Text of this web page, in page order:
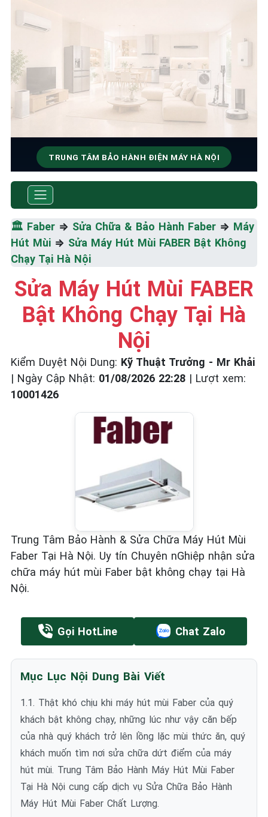
TRUNG TÂM BẢO HÀNH ĐIỆN MÁY HÀ NỘI
SỬA CHỮA & BẢO HÀNH
FABER
Tốc Độ Tối Đa • Chất Lượng Tối Ưu • Chi Phí Tối
Thiểu
🏛️ Faber ⇒ Sửa Chữa & Bảo Hành Faber ⇒ Máy
Hút Mùi ⇒ Sửa Máy Hút Mùi FABER Bật Không
Chạy Tại Hà Nội
Sửa Máy Hút Mùi FABER
Bật Không Chạy Tại Hà
Nội
Kiểm Duyệt Nội Dung: Kỹ Thuật Trưởng - Mr Khải
| Ngày Cập Nhật: 01/08/2026 22:28 | Lượt xem:
10001426
Trung Tâm Bảo Hành & Sửa Chữa Máy Hút Mùi
Faber Tại Hà Nội. Uy tín Chuyên nGhiệp nhận sửa
chữa máy hút mùi Faber bật không chạy tại Hà
Nội.
Gọi HotLine Chat Zalo
Mục Lục Nội Dung Bài Viết
1.1. Thật khó chịu khi máy hút mùi Faber của quý
khách bật không chạy, những lúc như vậy căn bếp
của nhà quý khách trở lên lồng lặc mùi thức ăn, quý
khách muốn tìm nơi sửa chữa dứt điểm của máy
hút mùi. Trung Tâm Bảo Hành Máy Hút Mùi Faber
Tại Hà Nội cung cấp dịch vụ Sửa Chữa Bảo Hành
Máy Hút Mùi Faber Chất Lượng.